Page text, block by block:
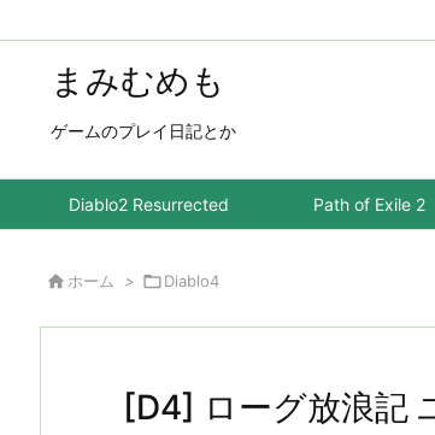
まみむめも
ゲームのプレイ日記とか
Diablo2 Resurrected Path of Exile 2
 ホーム > Diablo4
[D4] ローグ放浪記